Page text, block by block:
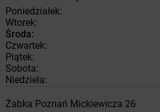
Poniedziałek:
Wtorek:
Środa:
Czwartek:
Piątek:
Sobota:
Niedziela:
Żabka Poznań Mickiewicza 26